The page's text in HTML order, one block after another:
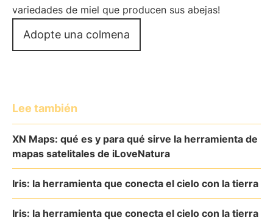
variedades de miel que producen sus abejas!
Adopte una colmena
Lee también
XN Maps: qué es y para qué sirve la herramienta de
mapas satelitales de iLoveNatura
Iris: la herramienta que conecta el cielo con la tierra
Iris: la herramienta que conecta el cielo con la tierra